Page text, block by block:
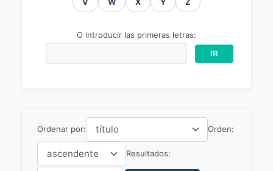
O introducir las primeras letras:
Ordenar por: Orden:
Resultados: